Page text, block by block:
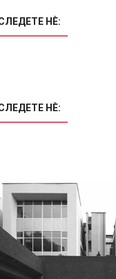
НÈ:
НÈ: